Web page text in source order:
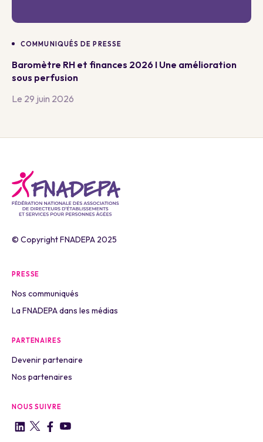
COMMUNIQUÉS DE PRESSE
Baromètre RH et finances 2026 I Une amélioration
sous perfusion
Le 29 juin 2026
© Copyright FNADEPA 2025
PRESSE
Nos communiqués
La FNADEPA dans les médias
PARTENAIRES
Devenir partenaire
Nos partenaires
NOUS SUIVRE